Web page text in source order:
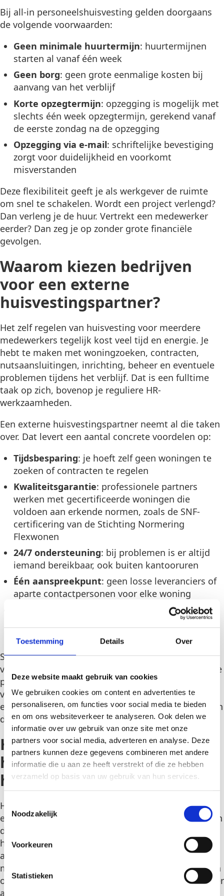
Toestemming Details Over
Deze website maakt gebruik van cookies
We gebruiken cookies om content en advertenties te
personaliseren, om functies voor social media te bieden
en om ons websiteverkeer te analyseren. Ook delen we
informatie over uw gebruik van onze site met onze
partners voor social media, adverteren en analyse. Deze
partners kunnen deze gegevens combineren met andere
informatie die u aan ze heeft verstrekt of die ze hebben
verzameld op basis van uw gebruik van hun services.
o
Noodzakelijk
Voorkeuren
Statistieken
Bij all-in personeelshuisvesting gelden doorgaans
de volgende voorwaarden:
Geen minimale huurtermijn: huurtermijnen
starten al vanaf één week
Geen borg: geen grote eenmalige kosten bij
aanvang van het verblijf
Korte opzegtermijn: opzegging is mogelijk met
slechts één week opzegtermijn, gerekend vanaf
de eerste zondag na de opzegging
Opzegging via e-mail: schriftelijke bevestiging
zorgt voor duidelijkheid en voorkomt
misverstanden
Deze flexibiliteit geeft je als werkgever de ruimte
om snel te schakelen. Wordt een project verlengd?
Dan verleng je de huur. Vertrekt een medewerker
eerder? Dan zeg je op zonder grote financiële
gevolgen.
Waarom kiezen bedrijven
voor een externe
huisvestingspartner?
Het zelf regelen van huisvesting voor meerdere
medewerkers tegelijk kost veel tijd en energie. Je
hebt te maken met woningzoeken, contracten,
nutsaansluitingen, inrichting, beheer en eventuele
problemen tijdens het verblijf. Dat is een fulltime
taak op zich, bovenop je reguliere HR-
werkzaamheden.
Een externe huisvestingspartner neemt al die taken
over. Dat levert een aantal concrete voordelen op:
Tijdsbesparing: je hoeft zelf geen woningen te
zoeken of contracten te regelen
Kwaliteitsgarantie: professionele partners
werken met gecertificeerde woningen die
voldoen aan erkende normen, zoals de SNF-
certificering van de Stichting Normering
Flexwonen
24/7 ondersteuning: bij problemen is er altijd
iemand bereikbaar, ook buiten kantooruren
Één aanspreekpunt: geen losse leveranciers of
aparte contactpersonen voor elke woning
: gecertificeerde woningen voldoen
aan wettelijke eisen voor brandveiligheid,
SNF-gecertificeerde woningen moeten bijvoorbeeld
voldoen aan strenge eisen op het gebied van ruimte
per bewoner, brandveiligheid en sanitaire
voorzieningen. Een betrouwbare partner zorgt
ervoor dat al jouw medewerkers in woningen wonen
die aan deze normen voldoen.
Hoe verschilt all-in
huisvesting van een gewone
huurwoning?
Het verschil tussen all-in personeelshuisvesting en
een reguliere huurwoning is groter dan je misschien
denkt. Bij een gewone huurwoning ben je als
huurder verantwoordelijk voor vrijwel alles: het
afsluiten van nutscontracten, het aanschaffen van
meubels, het regelen van internet en het melden en
oplossen van problemen. Dat kost tijd en geld, zeker
als het om tijdelijk verblijf gaat.